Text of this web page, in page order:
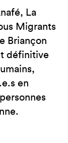
La
Migrants
Briançon
définitive
en